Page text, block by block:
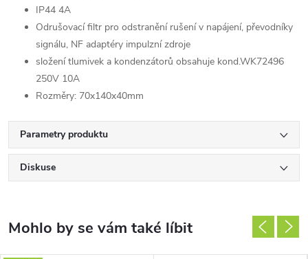
IP44 4A
Odrušovací filtr pro odstranění rušení v napájení, převodníky
signálu, NF adaptéry impulzní zdroje
složení tlumivek a kondenzátorů obsahuje kond.WK72496
250V 10A
Rozměry: 70x140x40mm
Parametry produktu
Diskuse